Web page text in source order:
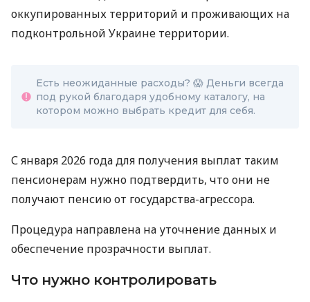
оккупированных территорий и проживающих на
подконтрольной Украине территории.
Есть неожиданные расходы? 😱 Деньги всегда
под рукой благодаря удобному каталогу, на
котором можно выбрать кредит для себя.
С января 2026 года для получения выплат таким
пенсионерам нужно подтвердить, что они не
получают пенсию от государства-агрессора.
Процедура направлена ​​на уточнение данных и
обеспечение прозрачности выплат.
Что нужно контролировать